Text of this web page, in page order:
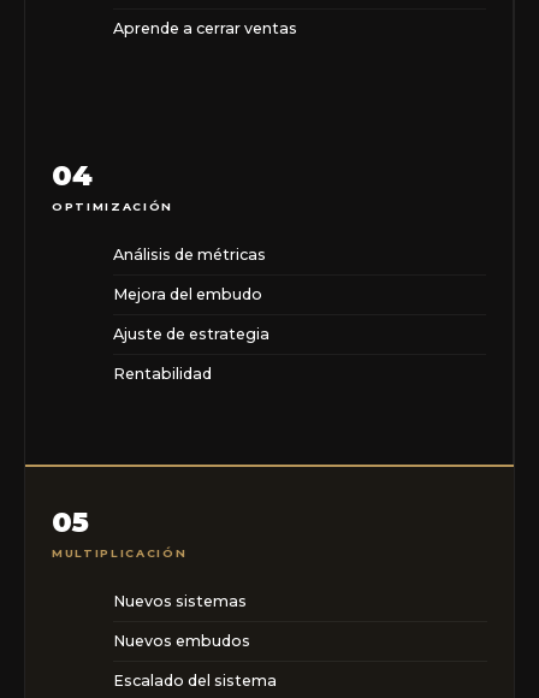
Aprende a cerrar ventas
04
OPTIMIZACIÓN
Análisis de métricas
Mejora del embudo
Ajuste de estrategia
Rentabilidad
05
MULTIPLICACIÓN
Nuevos sistemas
Nuevos embudos
Escalado del sistema